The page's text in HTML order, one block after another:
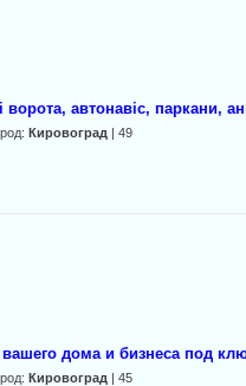
ворота, автонавіс, паркани,
Кировоград | 49
дома и бизнеса под
Кировоград | 45